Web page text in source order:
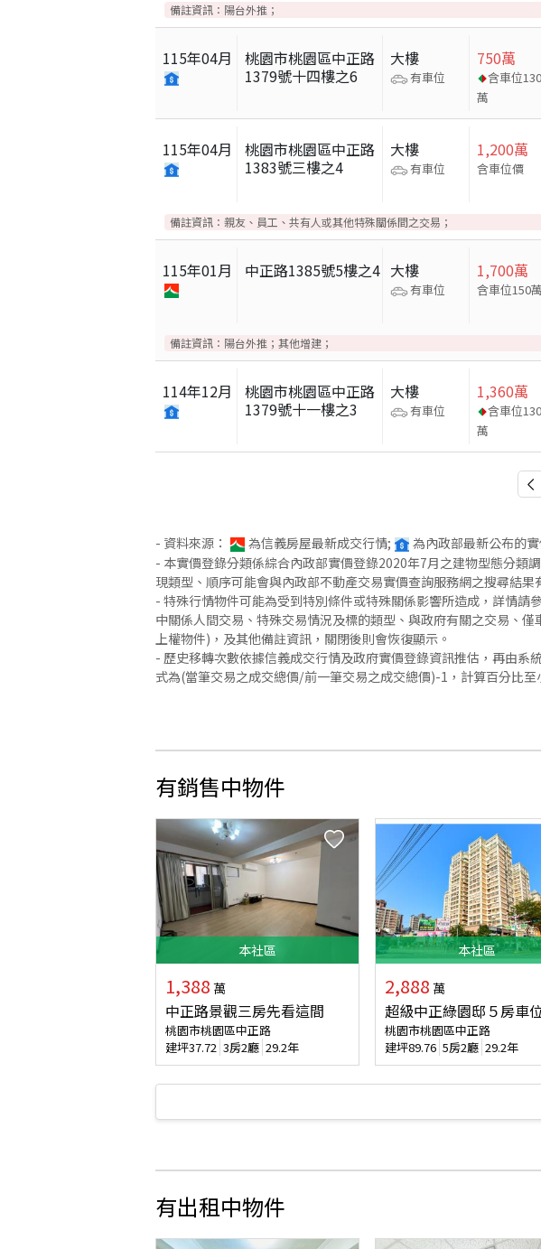
備註資訊： 陽台外推；
115年04月
桃園市桃園區中正路
1379號十四樓之6
大樓
有車位
750萬
含車位130
萬
115年04月
桃園市桃園區中正路
1383號三樓之4
大樓
有車位
1,200萬
含車位價
備註資訊： 親友、員工、共有人或其他特殊關係間之交易；
115年01月 中正路1385號5樓之4 大樓
有車位
1,700萬
含車位150萬
備註資訊： 陽台外推；其他增建；
114年12月
桃園市桃園區中正路
1379號十一樓之3
大樓
有車位
1,360萬
含車位130
萬
- 資料來源： 為信義房屋最新成交行情; 為內政部最新公布的
- 本實價登錄分類係綜合內政部實價登錄2020年7月之建物型態分類
現類型、順序可能會與內政部不動產交易實價查詢服務網之搜尋結果
- 特殊行情物件可能為受到特別條件或特殊關係影響所造成，詳情
中關係人間交易、特殊交易情況及標的類型、與政府有關之交易、
上權物件)，及其他備註資訊，關閉後則會恢復顯示。
- 歷史移轉次數依據信義成交行情及政府實價登錄資訊推估，再由
式為(當筆交易之成交總價/前一筆交易之成交總價)-1，計算百分比
有銷售中物件
本社區
1,388 萬
中正路景觀三房先看這間
桃園市桃園區中正路
建坪37.72 3房2廳 29.2年
本社區
2,888 萬
超級中正綠園邸５房車
桃園市桃園區中正路
建坪89.76 5房2廳 29.2年
有出租中物件